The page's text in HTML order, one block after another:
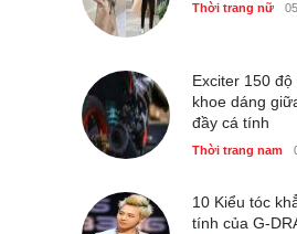
Thời trang nữ
Exciter 150
khoe dáng
đầy cá tính
Thời trang nam
10 Kiểu tóc
tính của G-